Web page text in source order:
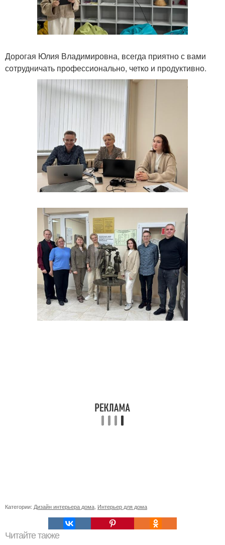
Дорогая Юлия Владимировна, всегда приятно с вами
сотрудничать профессионально, четко и продуктивно.
Категории: Дизайн интерьера дома Интерьер для дома
Читайте также